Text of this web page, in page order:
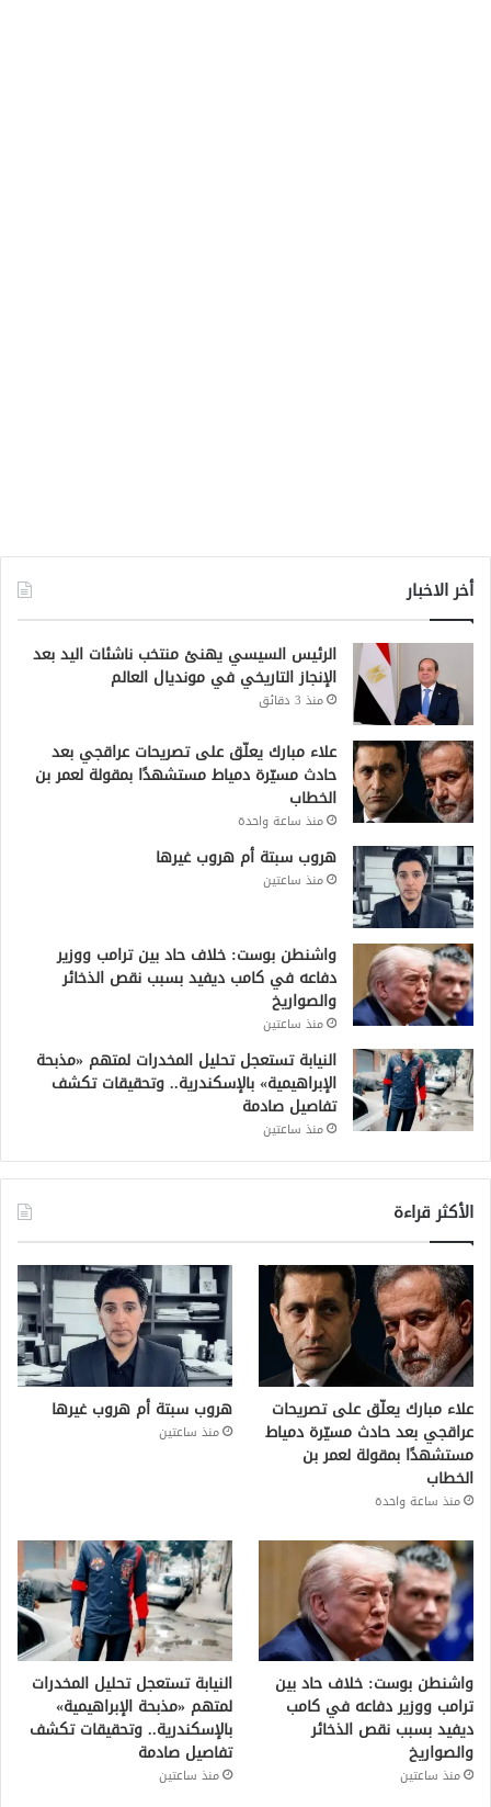
أخر الاخبار
الرئيس السيسي يهنئ منتخب ناشئات اليد بعد
الإنجاز التاريخي في مونديال العالم
منذ 3 دقائق
علاء مبارك يعلّق على تصريحات عراقجي بعد
حادث مسيّرة دمياط مستشهدًا بمقولة لعمر بن
الخطاب
منذ ساعة واحدة
هروب سبتة أم هروب غيرها
منذ ساعتين
واشنطن بوست: خلاف حاد بين ترامب ووزير
دفاعه في كامب ديفيد بسبب نقص الذخائر
والصواريخ
منذ ساعتين
النيابة تستعجل تحليل المخدرات لمتهم «مذبحة
الإبراهيمية» بالإسكندرية.. وتحقيقات تكشف
تفاصيل صادمة
منذ ساعتين
الأكثر قراءة
علاء مبارك يعلّق على تصريحات
عراقجي بعد حادث مسيّرة دمياط
مستشهدًا بمقولة لعمر بن
الخطاب
منذ ساعة واحدة
هروب سبتة أم هروب غيرها
منذ ساعتين
واشنطن بوست: خلاف حاد بين
ترامب ووزير دفاعه في كامب
ديفيد بسبب نقص الذخائر
والصواريخ
منذ ساعتين
النيابة تستعجل تحليل المخدرات
لمتهم «مذبحة الإبراهيمية»
بالإسكندرية.. وتحقيقات تكشف
تفاصيل صادمة
منذ ساعتين